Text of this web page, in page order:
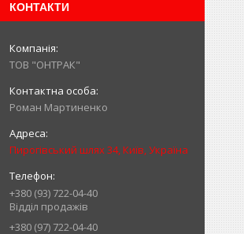
КОНТАКТИ
ТОВ "ОНТРАК"
Роман Мартиненко
Пирогівський шлях 34, Київ, Україна
+380 (93) 722-04-40
Відділ продажів
+380 (97) 722-04-40